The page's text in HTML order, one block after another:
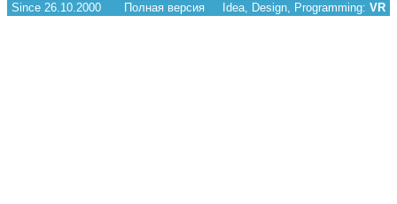
Since 26.10.2000 Полная версия Idea, Design, Programming: VR